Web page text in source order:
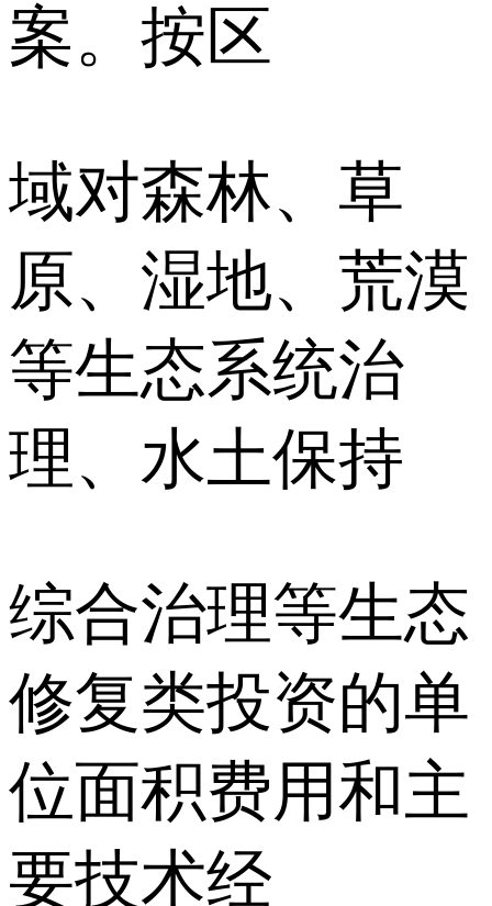
案。按区
域对森林、草
原、湿地、荒漠
等生态系统治
理、水土保持
综合治理等生态
修复类投资的单
位面积费用和主
要技术经